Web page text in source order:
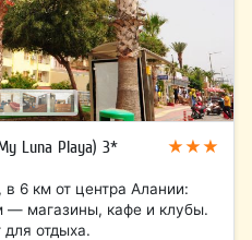
Luna Playa) 3* ★★★
6 км от центра Алании:
— магазины, кафе и клубы.
отдыха.